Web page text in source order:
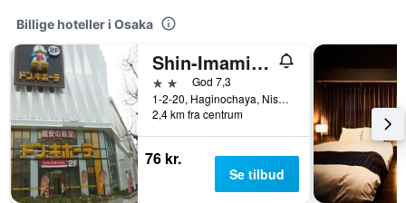
Billige hoteller i Osaka
Shin-Imamiya Hotel
2 stjernerGod 7,3
1-2-20, Haginochaya, Nishinari, Osaka, Japan
2,4 km fra centrum
76 kr.
Se tilbud